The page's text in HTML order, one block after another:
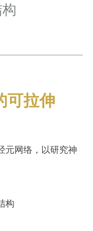
可拉伸
元网络，以研究神
构